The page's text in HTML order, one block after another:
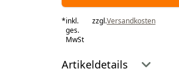
*inkl.
ges.
MwSt
zzgl.Versandkosten
Artikeldetails